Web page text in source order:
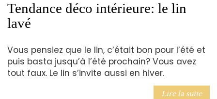
Tendance déco intérieure: le lin
lavé
Vous pensiez que le lin, c’était bon pour l’été et
puis basta jusqu’à l’été prochain? Vous avez
tout faux. Le lin s’invite aussi en hiver.
Lire la suite